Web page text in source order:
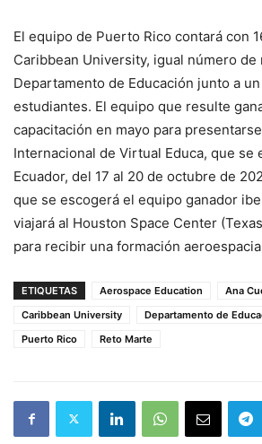
El equipo de Puerto Rico contará con
Caribbean University, igual número de
Departamento de Educación junto a
estudiantes. El equipo que resulte
capacitación en mayo para
Internacional de Virtual Educa, que se
Ecuador, del 17 al 20 de octubre de
que se escogerá el equipo ganador
viajará al Houston Space Center
para recibir una formación
ETIQUETAS Aerospace Education
Ana
Caribbean University
Departamento de
Puerto Rico
Reto Marte